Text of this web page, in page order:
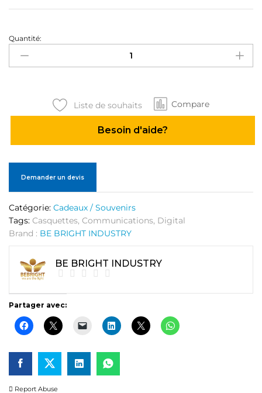
Casquettes
quantité
Quantité:
Liste de souhaits Compare
Besoin d'aide?
Demander un devis
Catégorie: Cadeaux / Souvenirs
Tags: Casquettes, Communications, Digital
Brand : BE BRIGHT INDUSTRY
BE BRIGHT INDUSTRY
Partager avec:
Report Abuse